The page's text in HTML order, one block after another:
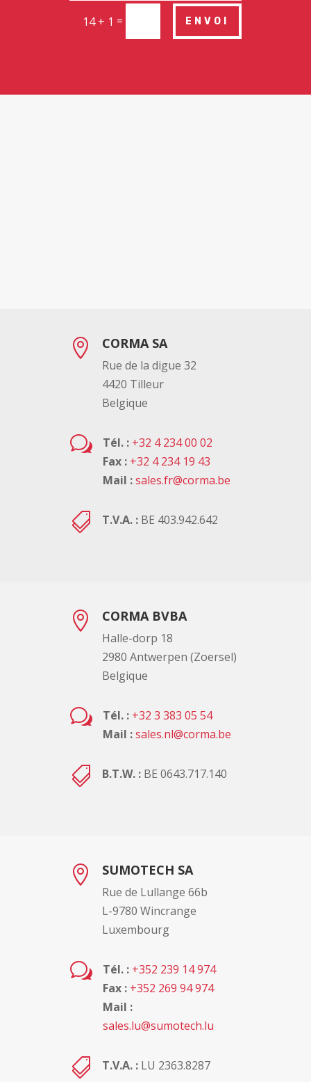
14 + 1 = ENVOI
 CORMA SA
Rue de la digue 32
4420 Tilleur
Belgique
w Tél. : +32 4 234 00 02
Fax : +32 4 234 19 43
Mail :sales.fr@corma.be
 T.V.A. : BE 403.942.642
 CORMA BVBA
Halle-dorp 18
2980 Antwerpen (Zoersel)
Belgique
w Tél. : +32 3 383 05 54
Mail :sales.nl@corma.be
 B.T.W. : BE 0643.717.140
 SUMOTECH SA
Rue de Lullange 66b
L-9780 Wincrange
Luxembourg
w Tél. : +352 239 14 974
Fax : +352 269 94 974
Mail :
sales.lu@sumotech.lu
 T.V.A. : LU 2363.8287